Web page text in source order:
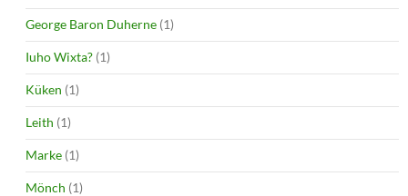
George Baron Duherne (1)
Iuho Wixta? (1)
Küken (1)
Leith (1)
Marke (1)
Mönch (1)